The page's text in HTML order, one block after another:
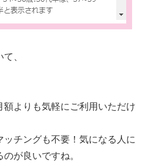
、
よりも気軽にご利用いただけ
ッチングも不要！気になる人に
が良いですね。